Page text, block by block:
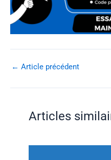
← Article précédent
Articles